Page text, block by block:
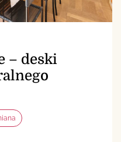
– deski